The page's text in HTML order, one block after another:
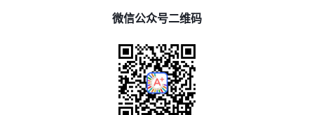
微信公众号二维码